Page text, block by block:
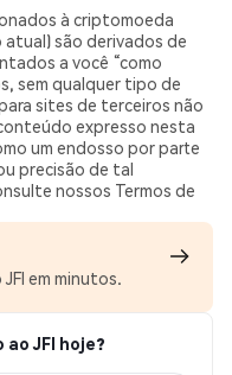
à criptomoeda
atual) são derivados de
a você “como
sem qualquer tipo de
sites de terceiros não
expresso nesta
um endosso por parte
precisão de tal
nossos Termos de
em minutos.
JFI hoje?